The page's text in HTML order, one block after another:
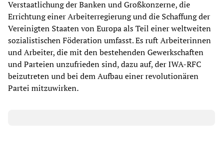
Verstaatlichung der Banken und Großkonzerne, die
Errichtung einer Arbeiterregierung und die Schaffung der
Vereinigten Staaten von Europa als Teil einer weltweiten
sozialistischen Föderation umfasst. Es ruft Arbeiterinnen
und Arbeiter, die mit den bestehenden Gewerkschaften
und Parteien unzufrieden sind, dazu auf, der IWA-RFC
beizutreten und bei dem Aufbau einer revolutionären
Partei mitzuwirken.